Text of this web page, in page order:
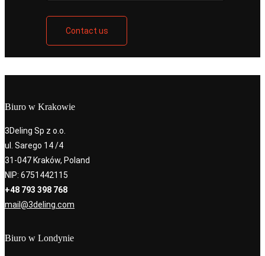
Contact us
Biuro w Krakowie
3Deling Sp z o.o.
ul. Sarego 14 /4
31-047 Kraków, Poland
NIP: 6751442115
+48 793 398 768
mail@3deling.com
Biuro w Londynie